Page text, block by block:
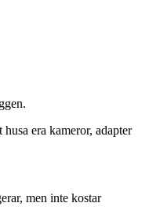
era kameror, adapter
men inte kostar